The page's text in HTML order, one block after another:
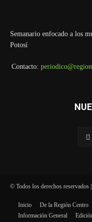
Semanario enfocado a los
Potosí
Contacto:
© Todos los derechos
Inicio De la Región Centro
Información General